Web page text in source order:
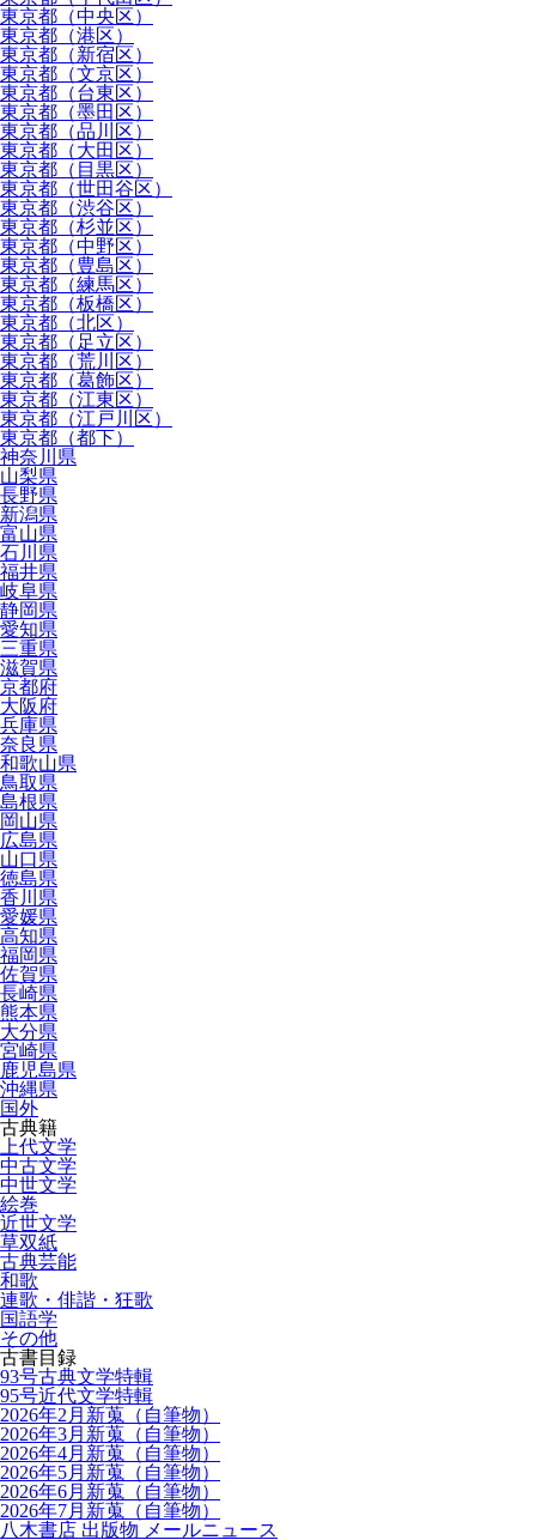
東京都（中央区）
東京都（港区）
東京都（新宿区）
東京都（文京区）
東京都（台東区）
東京都（墨田区）
東京都（品川区）
東京都（大田区）
東京都（目黒区）
東京都（世田谷区）
東京都（渋谷区）
東京都（杉並区）
東京都（中野区）
東京都（豊島区）
東京都（練馬区）
東京都（板橋区）
東京都（北区）
東京都（足立区）
東京都（荒川区）
東京都（葛飾区）
東京都（江東区）
東京都（江戸川区）
東京都（都下）
神奈川県
山梨県
長野県
新潟県
富山県
石川県
福井県
岐阜県
静岡県
愛知県
三重県
滋賀県
京都府
大阪府
兵庫県
奈良県
和歌山県
鳥取県
島根県
岡山県
広島県
山口県
徳島県
香川県
愛媛県
高知県
福岡県
佐賀県
長崎県
熊本県
大分県
宮崎県
鹿児島県
沖縄県
国外
古典籍
上代文学
中古文学
中世文学
絵巻
近世文学
草双紙
古典芸能
和歌
連歌・俳諧・狂歌
国語学
その他
古書目録
93号古典文学特輯
95号近代文学特輯
2026年2月新蒐（自筆物）
2026年3月新蒐（自筆物）
2026年4月新蒐（自筆物）
2026年5月新蒐（自筆物）
2026年6月新蒐（自筆物）
2026年7月新蒐（自筆物）
八木書店 出版物 メールニュース